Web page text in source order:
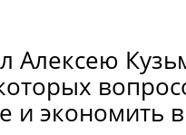
Алексею
и экономить